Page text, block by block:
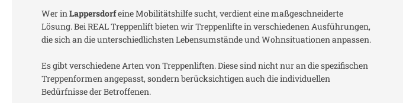
Wer in Lappersdorfeine Mobilitätshilfe sucht, verdient eine maßgeschneiderte
Lösung. Bei REAL Treppenlift bieten wir Treppenlifte in verschiedenen Ausführungen,
die sich an die unterschiedlichsten Lebensumstände und Wohnsituationen anpassen.
Es gibt verschiedene Arten von Treppenliften. Diese sind nicht nur an die spezifischen
Treppenformen angepasst, sondern berücksichtigen auch die individuellen
Bedürfnisse der Betroffenen.